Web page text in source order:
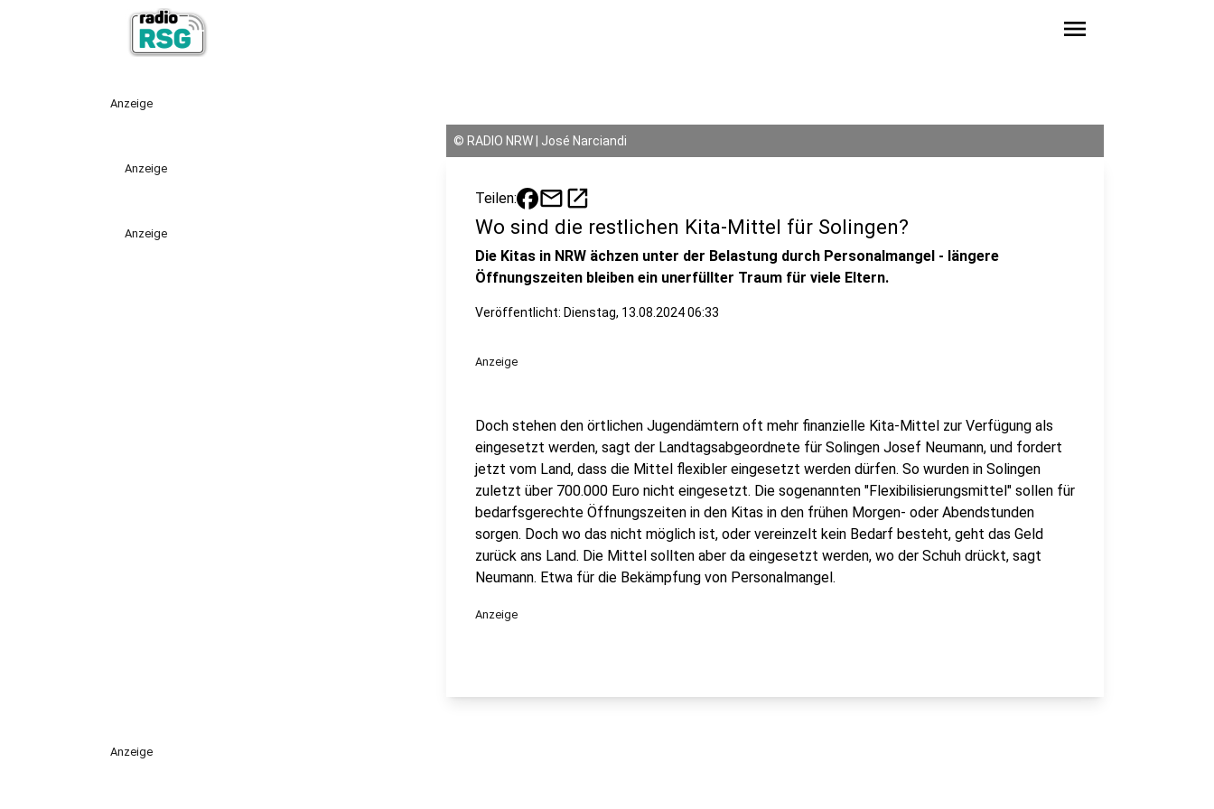
menu
Anzeige
Anzeige
Anzeige
© RADIO NRW | José Narciandi
Teilen: mailopen_in_new
Wo sind die restlichen Kita-Mittel für Solingen?
Die Kitas in NRW ächzen unter der Belastung durch Personalmangel - längere
Öffnungszeiten bleiben ein unerfüllter Traum für viele Eltern.
Veröffentlicht: Dienstag, 13.08.2024 06:33
Anzeige
Doch stehen den örtlichen Jugendämtern oft mehr finanzielle Kita-Mittel zur Verfügung als
eingesetzt werden, sagt der Landtagsabgeordnete für Solingen Josef Neumann, und fordert
jetzt vom Land, dass die Mittel flexibler eingesetzt werden dürfen. So wurden in Solingen
zuletzt über 700.000 Euro nicht eingesetzt. Die sogenannten "Flexibilisierungsmittel" sollen für
bedarfsgerechte Öffnungszeiten in den Kitas in den frühen Morgen- oder Abendstunden
sorgen. Doch wo das nicht möglich ist, oder vereinzelt kein Bedarf besteht, geht das Geld
zurück ans Land. Die Mittel sollten aber da eingesetzt werden, wo der Schuh drückt, sagt
Neumann. Etwa für die Bekämpfung von Personalmangel.
Anzeige
Anzeige